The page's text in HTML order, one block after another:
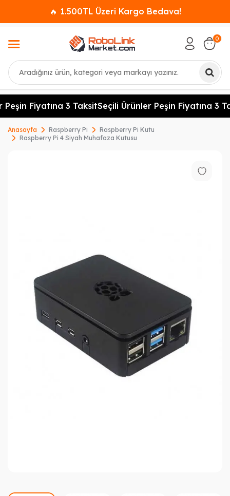
🔥 1.500TL Üzeri Kargo Bedava!
Ara
0
Fiyatına 3 TaksitSeçili Ürünler Peşin Fiyatına 3
Anasayfa Raspberry Pi
Raspberry Pi Kutu
Raspberry Pi 4 Siyah Muhafaza Kutusu